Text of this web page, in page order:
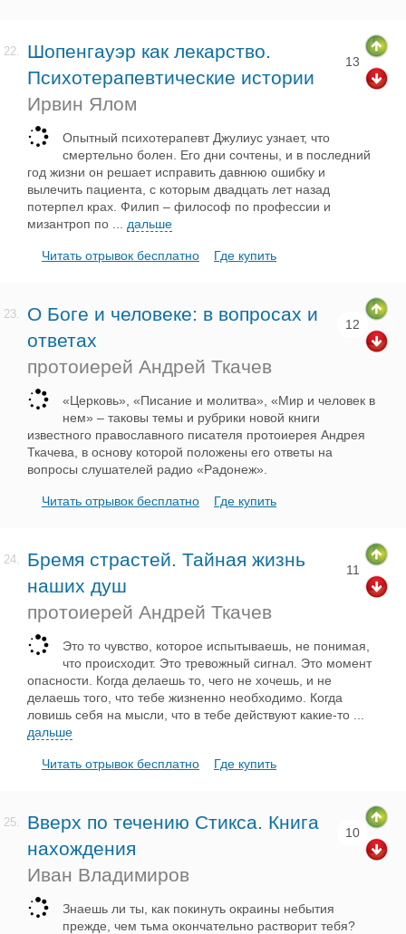
22.
Шопенгауэр как лекарство.
Психотерапевтические истории
Ирвин Ялом
13
Опытный психотерапевт Джулиус узнает, что
смертельно болен. Его дни сочтены, и в последний
год жизни он решает исправить давнюю ошибку и
вылечить пациента, с которым двадцать лет назад
потерпел крах. Филип – философ по профессии и
мизантроп по
дальше
Читать отрывок бесплатно Где купить
23.
О Боге и человеке: в вопросах и
ответах
протоиерей Андрей Ткачев
12
«Церковь», «Писание и молитва», «Мир и человек в
нем» – таковы темы и рубрики новой книги
известного православного писателя протоиерея Андрея
Ткачева, в основу которой положены его ответы на
вопросы слушателей радио «Радонеж».
Читать отрывок бесплатно Где купить
24.
Бремя страстей. Тайная жизнь
наших душ
протоиерей Андрей Ткачев
11
Это то чувство, которое испытываешь, не понимая,
что происходит. Это тревожный сигнал. Это момент
опасности. Когда делаешь то, чего не хочешь, и не
делаешь того, что тебе жизненно необходимо. Когда
ловишь себя на мысли, что в тебе действуют какие-то
дальше
Читать отрывок бесплатно Где купить
25.
Вверх по течению Стикса. Книга
нахождения
Иван Владимиров
10
Знаешь ли ты, как покинуть окраины небытия
прежде, чем тьма окончательно растворит тебя?